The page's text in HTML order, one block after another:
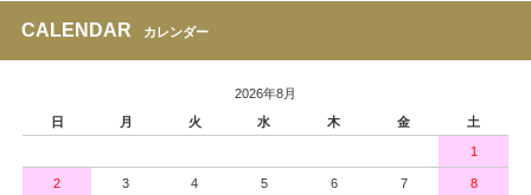
CALENDAR カレンダー
2026年8月
日
月 火 水 木 金 土
1
2 3 4 5 6 7 8